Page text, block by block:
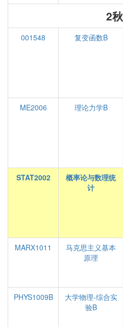
2秋
001548 复变函数B
ME2006
理论力学B
STAT2002
概率论与数理统
计
MARX1011
马克思主义基本
原理
PHYS1009B
大学物理-综合实
验B